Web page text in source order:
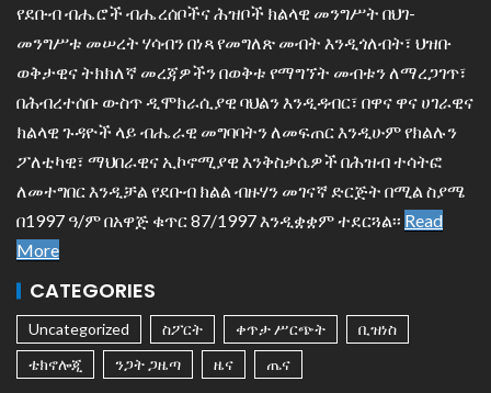
የደቡብ ብሔሮች ብሔረሰቦችና ሕዝቦች ክልላዊ መንግሥት በህገ-
መንግሥቱ መሠረት ሃሳብን በነጻ የመግለጽ መብት እንዲጎለብት፣ ህዝቡ
ወቅታዊና ትክክለኛ መረጃዎችን በወቅቱ የማግኘት መብቱን ለማረጋገጥ፣
በሕብረተሰቡ ውስጥ ዲሞክራሲያዊ ባህልን እንዲዳብር፣ በዋና ዋና ሀገራዊና
ክልላዊ ጉዳዮች ላይ ብሔራዊ መግባባትን ለመፍጠር እንዲሁም የክልሉን
ፖለቲካዊ፣ ማህበራዊና ኢኮኖሚያዊ እንቅስቃሴዎች በሕዝብ ተሳትፎ
ለመተግበር እንዲቻል የደቡብ ክልል ብዙሃን መገናኛ ድርጅት በሚል ስያሜ
በ1997 ዓ/ም በአዋጅ ቁጥር 87/1997 እንዲቋቋም ተደርጓል፡፡ Read
More
CATEGORIES
Uncategorized ስፖርት ቀጥታ ሥርጭት
ቢዝነስ
ቴክኖሎጂ
ንጋት ጋዜጣ ዜና ጤና